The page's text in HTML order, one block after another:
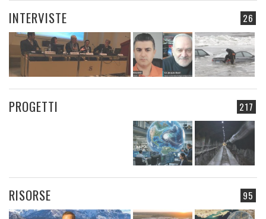
26
INTERVISTE
217
PROGETTI
95
RISORSE